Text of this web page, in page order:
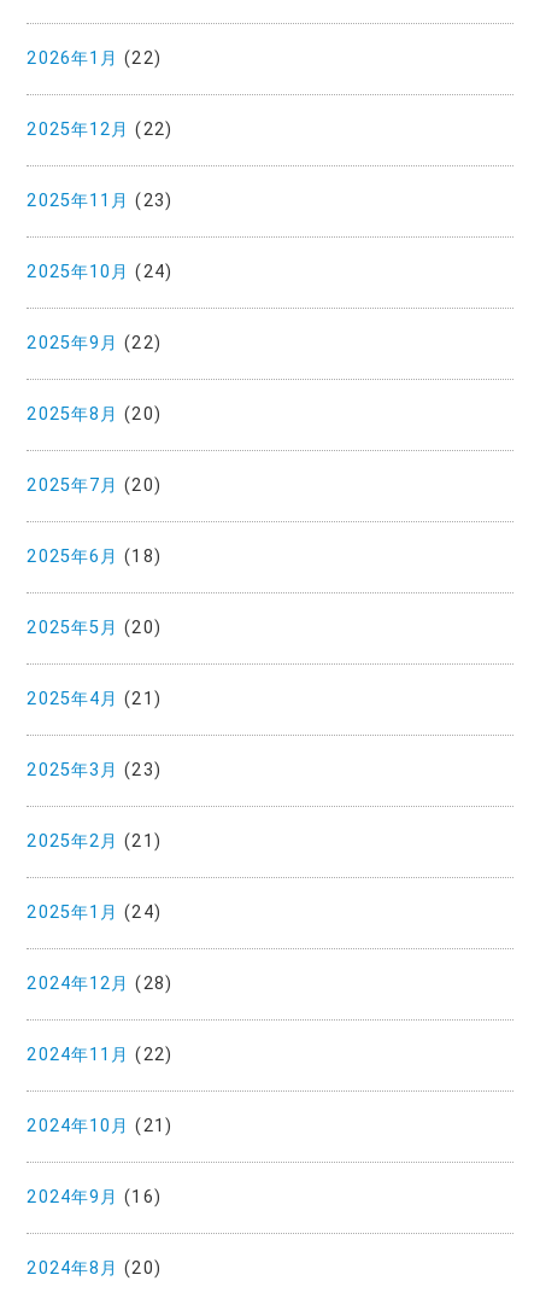
2026年1月 (22)
2025年12月 (22)
2025年11月 (23)
2025年10月 (24)
2025年9月 (22)
2025年8月 (20)
2025年7月 (20)
2025年6月 (18)
2025年5月 (20)
2025年4月 (21)
2025年3月 (23)
2025年2月 (21)
2025年1月 (24)
2024年12月 (28)
2024年11月 (22)
2024年10月 (21)
2024年9月 (16)
2024年8月 (20)